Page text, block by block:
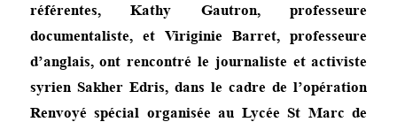
référentes, Kathy Gautron, professeure
documentaliste, et Viriginie Barret, professeure
d’anglais, ont rencontré le journaliste et activiste
syrien Sakher Edris, dans le cadre de l’opération
Renvoyé spécial organisée au Lycée St Marc de